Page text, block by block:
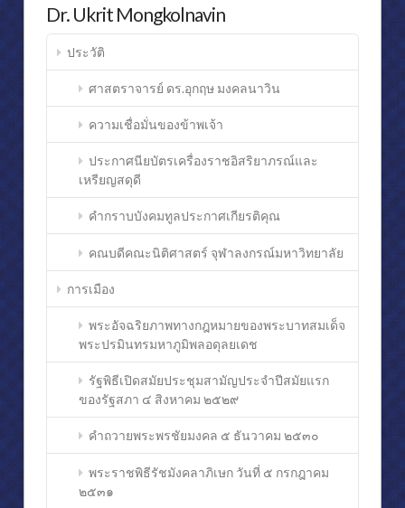
นายก
รัฐมนตรี,ประธาน
รัฐสภา
และ
ประธาน
ศาล
ฎีกา08.25.2014
Dr. Ukrit Mongkolnavin
ประวัติ
ศาสตราจารย์ ดร.อุกฤษ มงคลนาวิน
ความเชื่อมั่นของข้าพเจ้า
ประกาศนียบัตรเครื่องราชอิสริยาภรณ์และ
เหรียญสดุดี
คำกราบบังคมทูลประกาศเกียรติคุณ
คณบดีคณะนิติศาสตร์ จุฬาลงกรณ์มหาวิทยาลัย
การเมือง
พระอัจฉริยภาพทางกฎหมายของพระบาทสมเด็จ
พระปรมินทรมหาภูมิพลอดุลยเดช
รัฐพิธีเปิดสมัยประชุมสามัญประจำปีสมัยแรก
ของรัฐสภา ๔ สิงหาคม ๒๕๒๙
คำถวายพระพรชัยมงคล ๕ ธันวาคม ๒๕๓๐
พระราชพิธีรัชมังคลาภิเษก วันที่ ๕ กรกฎาคม
๒๕๓๑